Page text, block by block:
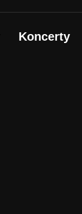
Koncerty